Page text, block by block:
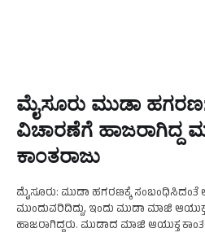
ಮೈಸೂರು ಮುಡಾ
ವಿಚಾರಣೆಗೆ ಹಾಜರಾಗಿದ್ದ
ಕಾಂತರಾಜು
ಮೈಸೂರು: ಮುಡಾ ಹಗರಣಕ್ಕೆ ಸಂಬಂಧಿಸಿದಂತೆ
ಮುಂದುವರಿದಿದ್ದು, ಇಂದು ಮುಡಾ ಮಾಜಿ
ಹಾಜರಾಗಿದ್ದರು. ಮುಡಾದ ಮಾಜಿ ಆಯುಕ್ತ